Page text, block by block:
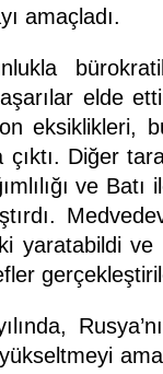
amaçladı.
elde
eksiklikleri,
Diğer
ve
yaratabildi
yükseltmeyi